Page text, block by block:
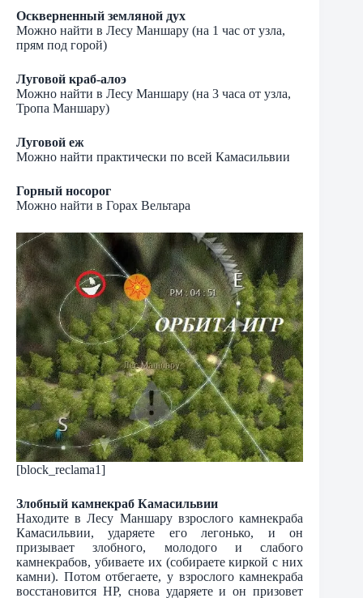
Оскверненный земляной дух
Можно найти в Лесу Маншару (на 1 час от узла,
прям под горой)
Луговой краб-алоэ
Можно найти в Лесу Маншару (на 3 часа от узла,
Тропа Маншару)
Луговой еж
Можно найти практически по всей Камасильвии
Горный носорог
Можно найти в Горах Вельтара
[block_reclama1]
Злобный камнекраб Камасильвии
Находите в Лесу Маншару взрослого камнекраба
Камасильвии, ударяете его легонько, и он
призывает злобного, молодого и слабого
камнекрабов, убиваете их (собираете киркой с них
камни). Потом отбегаете, у взрослого камнекраба
восстановится НР, снова ударяете и он призовет